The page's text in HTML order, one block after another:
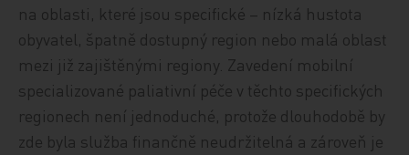
na oblasti, které jsou specifické – nízká hustota
obyvatel, špatně dostupný region nebo malá oblast
mezi již zajištěnými regiony. Zavedení mobilní
specializované paliativní péče v těchto specifických
regionech není jednoduché, protože dlouhodobě by
zde byla služba finančně neudržitelná a zároveň je